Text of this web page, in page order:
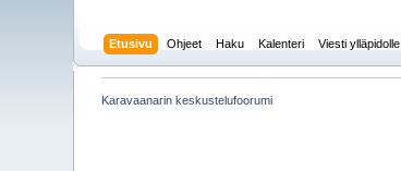
Etusivu Ohjeet Haku Kalenteri Viesti ylläpidolle
Karavaanarin keskustelufoorumi